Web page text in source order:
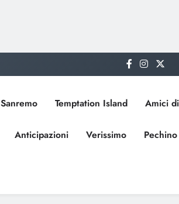
Sanremo Temptation Island Amici
Anticipazioni Verissimo